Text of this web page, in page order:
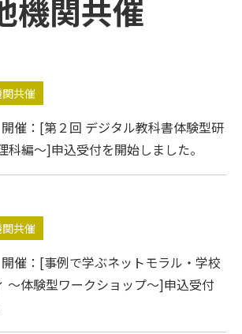
機関共催
共催
催：[第２回 デジタル教科書体験型研
科編～]申込受付を開始しました。
共催
催：[事例で学ぶネットモラル・学校
～体験型ワークショップ～]申込受付